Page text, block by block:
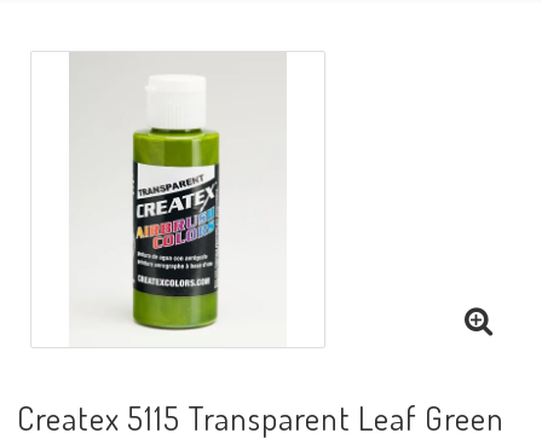
Createx 5115 Transparent Leaf Green